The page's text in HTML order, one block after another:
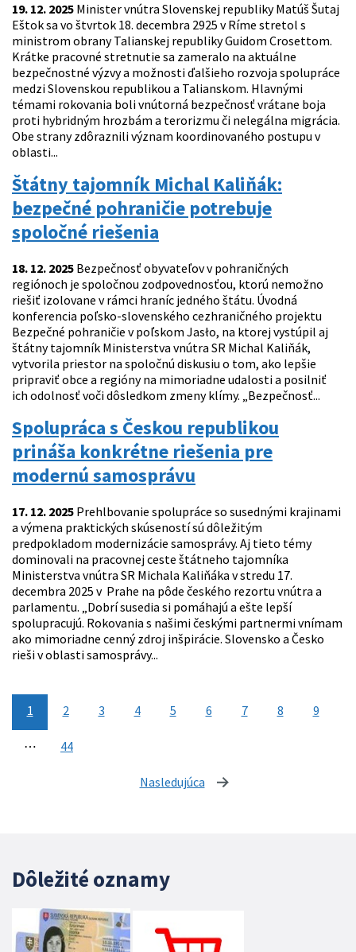
19. 12. 2025 Minister vnútra Slovenskej republiky Matúš Šutaj
Eštok sa vo štvrtok 18. decembra 2925 v Ríme stretol s
ministrom obrany Talianskej republiky Guidom Crosettom.
Krátke pracovné stretnutie sa zameralo na aktuálne
bezpečnostné výzvy a možnosti ďalšieho rozvoja spolupráce
medzi Slovenskou republikou a Talianskom. Hlavnými
témami rokovania boli vnútorná bezpečnosť vrátane boja
proti hybridným hrozbám a terorizmu či nelegálna migrácia.
Obe strany zdôraznili význam koordinovaného postupu v
oblasti...
Štátny tajomník Michal Kaliňák:
bezpečné pohraničie potrebuje
spoločné riešenia
18. 12. 2025 Bezpečnosť obyvateľov v pohraničných
regiónoch je spoločnou zodpovednosťou, ktorú nemožno
riešiť izolovane v rámci hraníc jedného štátu. Úvodná
konferencia poľsko-slovenského cezhraničného projektu
Bezpečné pohraničie v poľskom Jasło, na ktorej vystúpil aj
štátny tajomník Ministerstva vnútra SR Michal Kaliňák,
vytvorila priestor na spoločnú diskusiu o tom, ako lepšie
pripraviť obce a regióny na mimoriadne udalosti a posilniť
ich odolnosť voči dôsledkom zmeny klímy. „Bezpečnosť...
Spolupráca s Českou republikou
prináša konkrétne riešenia pre
modernú samosprávu
17. 12. 2025 Prehlbovanie spolupráce so susednými krajinami
a výmena praktických skúseností sú dôležitým
predpokladom modernizácie samosprávy. Aj tieto témy
dominovali na pracovnej ceste štátneho tajomníka
Ministerstva vnútra SR Michala Kaliňáka v stredu 17.
decembra 2025 v Prahe na pôde českého rezortu vnútra a
parlamentu. „Dobrí susedia si pomáhajú a ešte lepší
spolupracujú. Rokovania s našimi českými partnermi vnímam
ako mimoriadne cenný zdroj inšpirácie. Slovensko a Česko
rieši v oblasti samosprávy...
1 2 3 4 5 6 7 8 9
⋯ 44
Nasledujúca stránka
Dôležité oznamy